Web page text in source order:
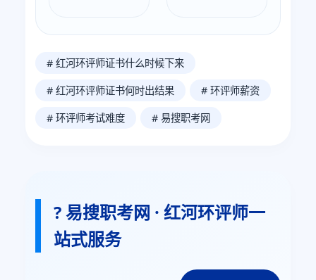
# 红河环评师证书什么时候下来
# 红河环评师证书何时出结果 # 环评师薪资
# 环评师考试难度 # 易搜职考网
? 易搜职考网 · 红河环评师一
站式服务